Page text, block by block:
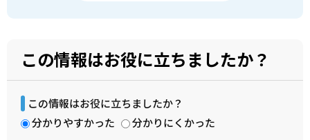
この情報はお役に立ちましたか？
この情報はお役に立ちましたか？
分かりやすかった
分かりにくかった